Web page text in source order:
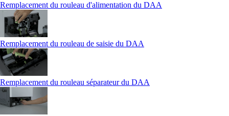
Remplacement du rouleau d'alimentation du DAA
Remplacement du rouleau de saisie du DAA
Remplacement du rouleau séparateur du DAA